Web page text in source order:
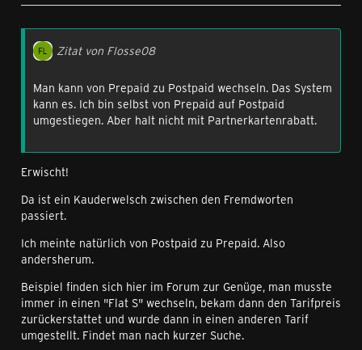
Zitat von Flosse08
Man kann von Prepaid zu Postpaid wechseln. Das System
kann es. Ich bin selbst von Prepaid auf Postpaid
umgestiegen. Aber halt nicht mit Partnerkartenrabatt.
Erwischt!
Da ist ein Kauderwelsch zwischen den Fremdworten
passiert.
Ich meinte natürlich von Postpaid zu Prepaid. Also
andersherum.
Beispiel finden sich hier im Forum zur Genüge, man musste
immer in einen "Flat S" wechseln, bekam dann den Tarifpreis
zurückerstattet und wurde dann in einen anderen Tarif
umgestellt. Findet man nach kurzer Suche.